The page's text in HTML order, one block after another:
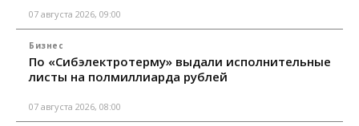
07 августа 2026, 09:00
Бизнес
По «Сибэлектротерму» выдали исполнительные
листы на полмиллиарда рублей
07 августа 2026, 08:00